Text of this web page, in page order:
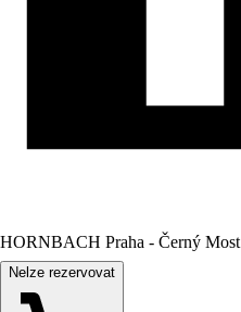
HORNBACH Praha - Černý Most
Nelze rezervovat